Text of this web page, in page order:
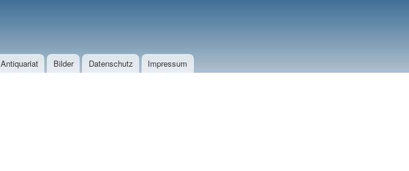
Antiquariat Bilder Datenschutz Impressum